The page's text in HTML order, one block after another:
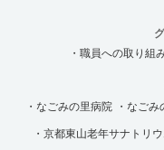
・職員への取り組
・なごみの里病院
・なご
・京都東山老年サナトリ